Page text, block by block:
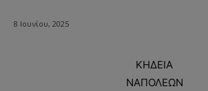
8 Ιουνίου, 2025
ΚΗΔΕΙΑ
ΝΑΠΟΛΕΩΝ